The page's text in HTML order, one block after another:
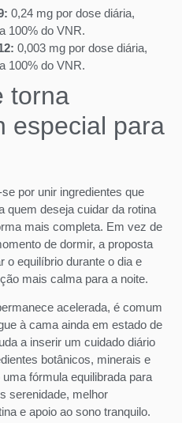
0,24 mg por dose diária,
100% do VNR.
0,003 mg por dose diária,
100% do VNR.
torna
especial para
por unir ingredientes que
quem deseja cuidar da rotina
mais completa. Em vez de
de dormir, a proposta
o equilíbrio durante o dia e
mais calma para a noite.
acelerada, é comum
à cama ainda em estado de
a inserir um cuidado diário
botânicos, minerais e
fórmula equilibrada para
serenidade, melhor
e apoio ao sono tranquilo.